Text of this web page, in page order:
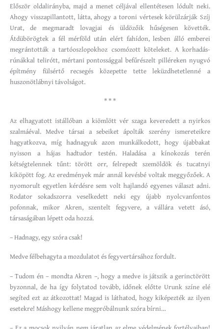
Először oldalirányba, majd a menet céljával ellentétesen lódult neki.
Ahogy visszapillantott, látta, ahogy a toroni vértesek körülzárják Szíj
Urat, de megmaradt lovagjai és üldözőik hűségesen követték.
Átdübörögtek a fél mérföld után elért fahídon, lesben álló emberei
megrántották a tartóoszlopokhoz csomózott köteleket. A korhadás-
rúnákkal telirótt, mértani pontossággal befűrészelt pilléreken nyugvó
építmény fülsértő recsegés közepette tette leküzdhetetlenné a
huszonötlábnyi távolságot.
* * *
Az elhagyatott istállóban a kiömlött vér szaga keveredett a nyirkos
szalmáéval. Medve társai a sebeiket ápolták szerény ismereteikre
hagyatkozva, míg hadnagyuk azon munkálkodott, hogy újabbakat
nyisson a hájas hadtudor testén. Haladása a kínokozás terén
kétségtelennek tűnt: törött orr, felrepedt szemöldök és tucatnyi
kiköpött fog. Az eredmények már annál kevésbé voltak meggyőzőek. A
nyomorult egyetlen kérdésre sem volt hajlandó egyenes választ adni.
Rodator sokadszorra veselkedett neki egy újabb nyolcvanfontos
pofonnak, mikor Akren, szentelt fegyvere, a vállára vetett ásó,
társaságában lépett oda hozzá.
– Hadnagy, egy szóra csak!
Medve félbehagyta a mozdulatot és fegyvertársához fordult.
– Tudom én – mondta Akren –, hogy a medve is játszik a gerinctörött
byzonnal, de ha így folytatod tovább, időnek előtte Urunk színe elé
segíted ezt az átkozottat! Magad is láthatod, hogy kiképezték az ilyen
esetekre! Máshogy kellene megpróbálnunk szóra bírni…